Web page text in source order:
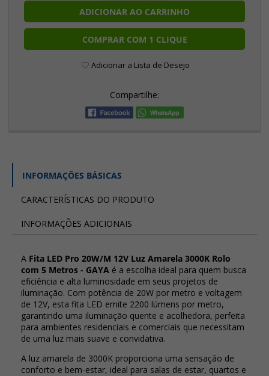
ADICIONAR AO CARRINHO
COMPRAR COM 1 CLIQUE
Adicionar a Lista de Desejo
Compartilhe:
INFORMAÇÕES BÁSICAS
CARACTERÍSTICAS DO PRODUTO
INFORMAÇÕES ADICIONAIS
A Fita LED Pro 20W/M 12V Luz Amarela 3000K Rolo
com 5 Metros - GAYA é a escolha ideal para quem busca
eficiência e alta luminosidade em seus projetos de
iluminação. Com potência de 20W por metro e voltagem
de 12V, esta fita LED emite 2200 lúmens por metro,
garantindo uma iluminação quente e acolhedora, perfeita
para ambientes residenciais e comerciais que necessitam
de uma luz mais suave e convidativa.
A luz amarela de 3000K proporciona uma sensação de
conforto e bem-estar, ideal para salas de estar, quartos e